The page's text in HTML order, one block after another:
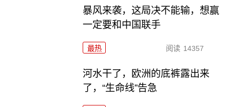
暴风来袭，这局决不能输，想赢
一定要和中国联手
最热 阅读 14357
河水干了，欧洲的底裤露出来
了，“生命线”告急